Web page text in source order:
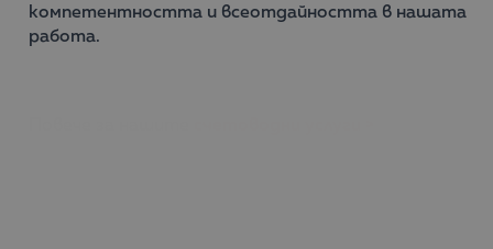
компетентността и всеотдайността в нашата
работа.